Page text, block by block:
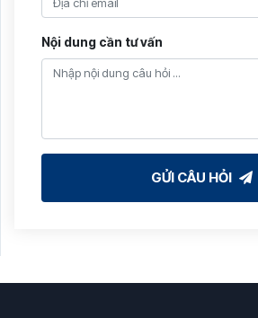
Nội dung cần tư vấn
GỬI CÂU HỎI